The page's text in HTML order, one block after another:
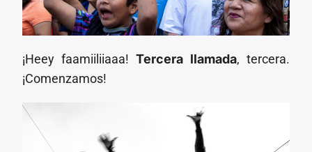
¡Heey faamiiliiaaa! Tercera llamada, tercera.
¡Comenzamos!